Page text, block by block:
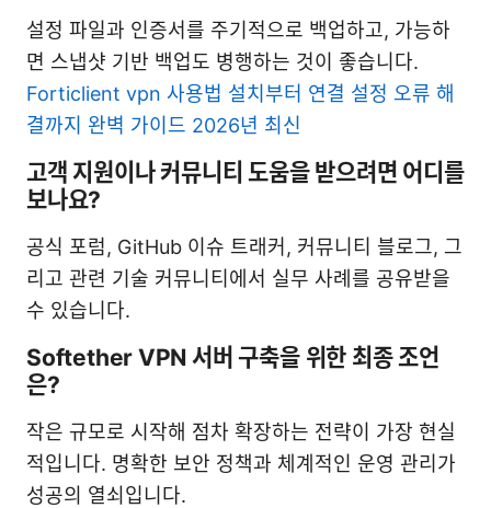
설정 파일과 인증서를 주기적으로 백업하고, 가능하
면 스냅샷 기반 백업도 병행하는 것이 좋습니다.
Forticlient vpn 사용법 설치부터 연결 설정 오류 해
결까지 완벽 가이드 2026년 최신
고객 지원이나 커뮤니티 도움을 받으려면 어디를
보나요?
공식 포럼, GitHub 이슈 트래커, 커뮤니티 블로그, 그
리고 관련 기술 커뮤니티에서 실무 사례를 공유받을
수 있습니다.
Softether VPN 서버 구축을 위한 최종 조언
은?
작은 규모로 시작해 점차 확장하는 전략이 가장 현실
적입니다. 명확한 보안 정책과 체계적인 운영 관리가
성공의 열쇠입니다.